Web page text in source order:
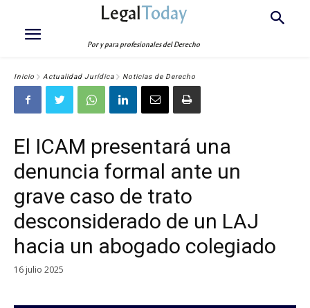
LegalToday
Por y para profesionales del Derecho
Inicio Actualidad Jurídica Noticias de Derecho
El ICAM presentará una
denuncia formal ante un
grave caso de trato
desconsiderado de un LAJ
hacia un abogado colegiado
16 julio 2025